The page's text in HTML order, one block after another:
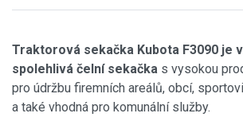
Traktorová sekačka Kubota F3090 je
spolehlivá čelní sekačka s vysokou
pro údržbu firemních areálů, obcí,
a také vhodná pro komunální služby.